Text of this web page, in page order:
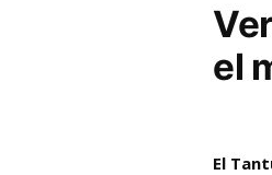
el
El